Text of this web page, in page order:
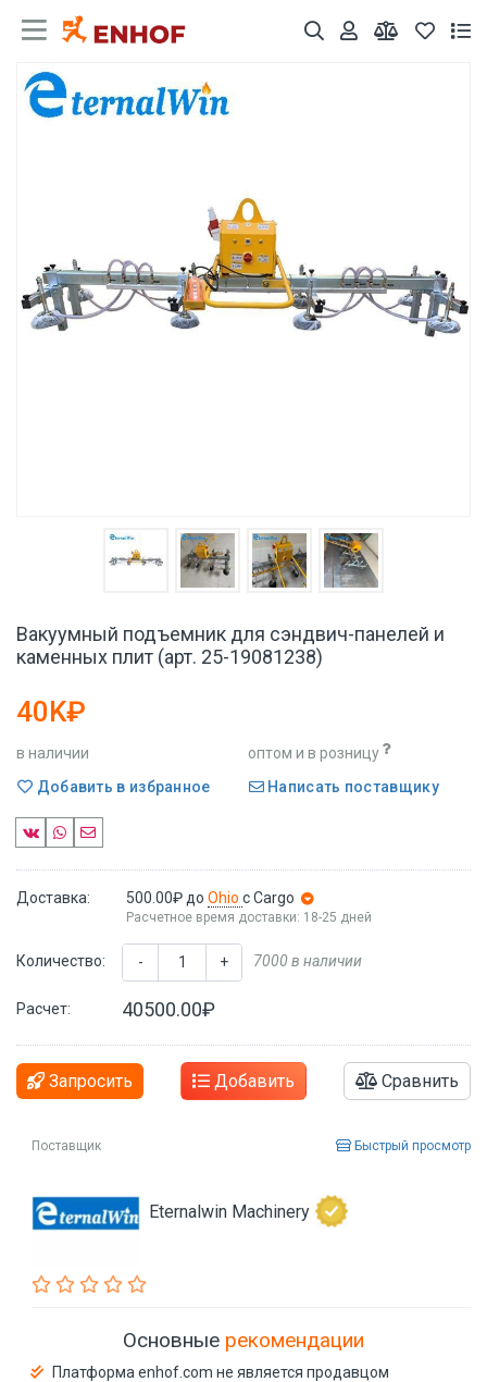
Вакуумный подъемник для сэндвич-панелей и
каменных плит (арт. 25-19081238)
40K₽
в наличии
оптом и в розницу
Добавить в избранное
Написать поставщику
Доставка: 500.00₽ до Ohio с Cargo
Расчетное время доставки: 18-25 дней
Количество: - + 7000 в наличии
Расчет: 40500.00₽
Запросить Добавить Сравнить
Поставщик Быстрый просмотр
Eternalwin Machinery
Основные рекомендации
Платформа enhof.com не является продавцом